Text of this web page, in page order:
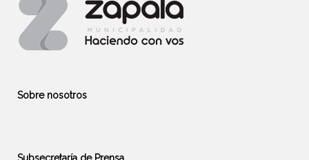
Sobre nosotros
Subsecretaría de Prensa